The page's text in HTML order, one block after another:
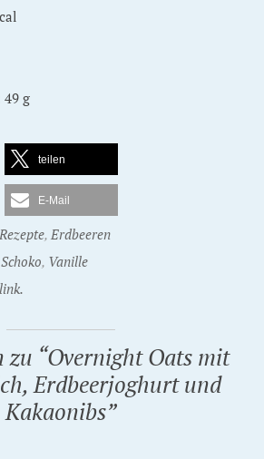
g
teilen
E-Mail
,Erdbeeren
Schoko, Vanille
zu “Overnight Oats mit
Erdbeerjoghurt und
Kakaonibs”